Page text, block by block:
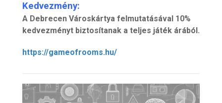
Kedvezmény:
A Debrecen Városkártya felmutatásával 10%
kedvezményt biztosítanak a teljes játék árából.
https://gameofrooms.hu/